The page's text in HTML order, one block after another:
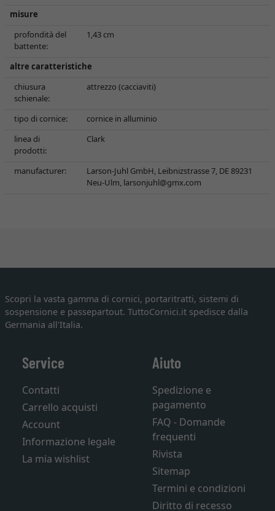
misure
profondità del
battente:
1,43 cm
altre caratteristiche
chiusura
schienale:
attrezzo (cacciaviti)
tipo di cornice:
cornice in alluminio
linea di
prodotti:
Clark
manufacturer:
Larson-Juhl GmbH, Leibnizstrasse 7, DE 89231
Neu-Ulm, larsonjuhl@gmx.com
Scopri la vasta gamma di cornici, portaritratti, sistemi di
sospensione e passepartout. TuttoCornici.it spedisce dalla
Germania all'Italia.
Service
Contatti
Carrello acquisti
Account
Informazione legale
La mia wishlist
Aiuto
Spedizione e
pagamento
FAQ - Domande
frequenti
Rivista
Sitemap
Termini e condizioni
Diritto di recesso